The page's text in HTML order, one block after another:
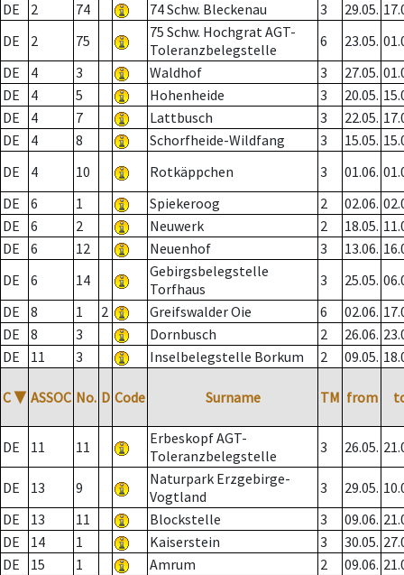
DE
2 74 74 Schw. Bleckenau 3 29.05.
DE
2 75
75 Schw. Hochgrat AGT-
Toleranzbelegstelle
6 23.05.
DE
4 3 Waldhof 3 27.05.
DE
4 5 Hohenheide 3 20.05.
DE
4 7 Lattbusch 3 22.05.
DE
4 8 Schorfheide-Wildfang 3 15.05.
DE
4 10 Rotkäppchen 3 01.06.
DE
6 1 Spiekeroog 2 02.06.
DE
6 2 Neuwerk 2 18.05.
DE
6 12 Neuenhof 3 13.06.
DE
6 14
Gebirgsbelegstelle
Torfhaus
3 25.05.
DE
8 1 2 Greifswalder Oie 6 02.06.
DE
8 3 Dornbusch 2 26.06.
DE
11 3 Inselbelegstelle Borkum 2 09.05.
C ▼ ASSOC No. D Code Surname TM from
DE 11 11
Erbeskopf AGT-
Toleranzbelegstelle
3 26.05.
DE 13 9
Naturpark Erzgebirge-
Vogtland
3 29.05.
DE
13 11 Blockstelle 3 09.06.
DE
14 1 Kaiserstein 3 30.05.
DE
15 1 Amrum 2 09.06.